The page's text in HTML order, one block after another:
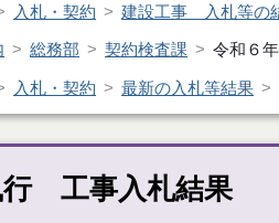
入札・契約 建設工事 入札等の
総務部 契約検査課 令和６
入札・契約 最新の入札等結果
行 工事入札結果